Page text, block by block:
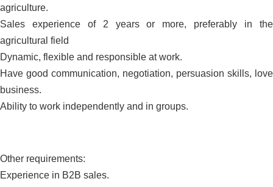
agriculture.
Sales experience of 2 years or more, preferably in the
agricultural field
Dynamic, flexible and responsible at work.
Have good communication, negotiation, persuasion skills, love
business.
Ability to work independently and in groups.
Other requirements:
Experience in B2B sales.